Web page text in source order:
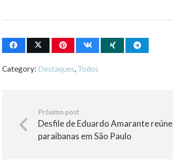
Category: Destaques, Todos
Próximo post
Desfile de Eduardo Amarante reúne
paraibanas em São Paulo